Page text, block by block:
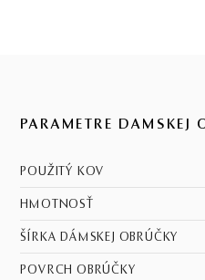
PARAMETRE DÁMSKEJ
POUŽITÝ KOV
HMOTNOSŤ
ŠÍRKA DÁMSKEJ OBRÚČKY
POVRCH OBRÚČKY